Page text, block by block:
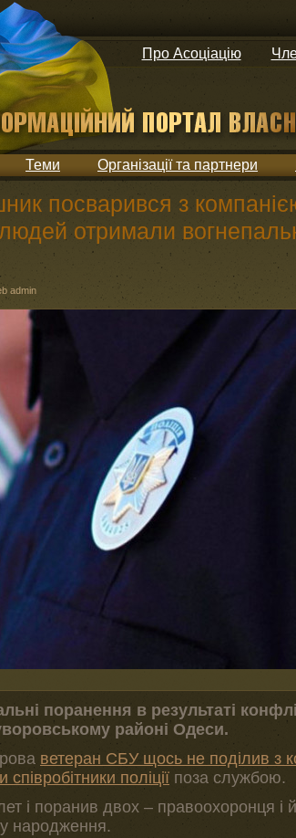
Про Асоціацію
Теми Організації та партнери
посварився з
отримали
admin
поранення в результаті
районі Одеси.
ветеран СБУ щось не поділив з
поліції поза службою.
і поранив двох – правоохоронця і
народження.